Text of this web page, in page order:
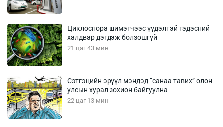
Циклоспора шимэгчээс үүдэлтэй гэдэсний
халдвар дэгдэж болзошгүй
21 цаг 43 мин
Сэтгэцийн эрүүл мэндэд “санаа тавих” олон
улсын хурал зохион байгуулна
22 цаг 13 мин